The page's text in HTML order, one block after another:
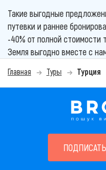
Такие выгодные
путевки и раннее
-40% от полной стоимости
Земля выгодно вместе с
Главная Туры Турция